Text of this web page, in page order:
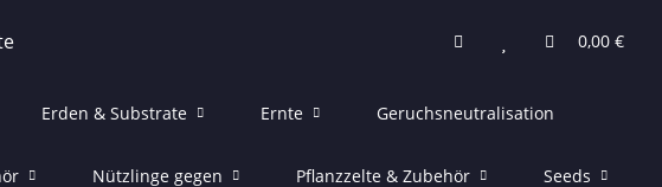
0,00 €
Erden & Substrate Ernte Geruchsneutralisation
Nützlinge gegen Pflanzzelte & Zubehör Seeds